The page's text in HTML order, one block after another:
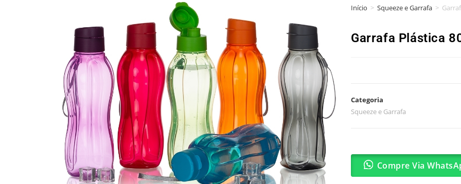
Início > Squeeze e Garrafa >
Garrafa Plástica
Categoria
Squeeze e Garrafa
Compre Via